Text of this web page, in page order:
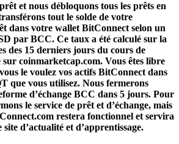
et nous débloquons tous les prêts en
tout le solde de votre
dans votre wallet BitConnect selon un
par BCC. Ce taux a été calculé sur la
des 15 derniers jours du cours de
coinmarketcap.com. Vous êtes libre
le voulez vos actifs BitConnect dans
que vous utilisez. Nous fermerons
d’échange BCC dans 5 jours. Pour
le service de prêt et d’échange, mais
restera fonctionnel et servira
d’actualité et d’apprentissage.